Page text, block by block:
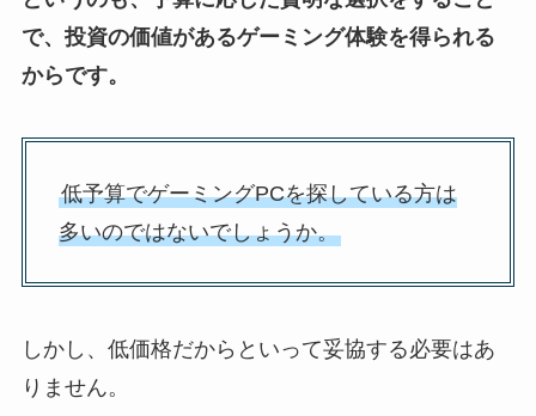
で、投資の価値があるゲーミング体験を得られる
からです。
低予算でゲーミングPCを探している方は
多いのではないでしょうか。
しかし、低価格だからといって妥協する必要はあ
りません。